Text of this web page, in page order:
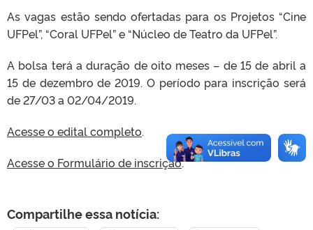
As vagas estão sendo ofertadas para os Projetos “Cine
UFPel”, “Coral UFPel” e “Núcleo de Teatro da UFPel”.
A bolsa terá a duração de oito meses – de 15 de abril a
15 de dezembro de 2019. O período para inscrição será
de 27/03 a 02/04/2019.
Acesse o edital completo.
Acesse o Formulário de inscrição.
Compartilhe essa notícia: